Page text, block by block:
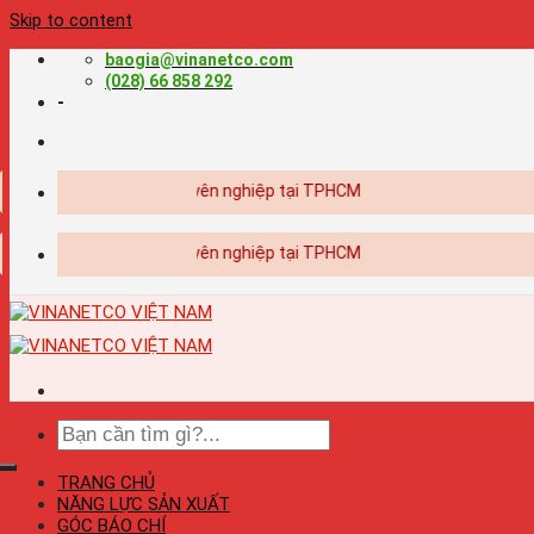
Skip to content
baogia@vinanetco.com
(028) 66 858 292
-
kế - in ấn chuyên nghiệp tại TPHCM
kế - in ấn chuyên nghiệp tại TPHCM
TRANG CHỦ
NĂNG LỰC SẢN XUẤT
GÓC BÁO CHÍ